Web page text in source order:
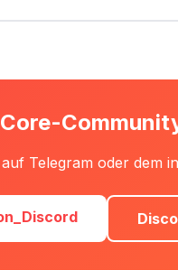
Telegram oder dem